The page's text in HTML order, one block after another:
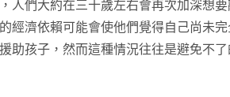
人們大約在三十歲左右會再次加深想
經濟依賴可能會使他們覺得自己尚未
助孩子，然而這種情況往往是避免不了